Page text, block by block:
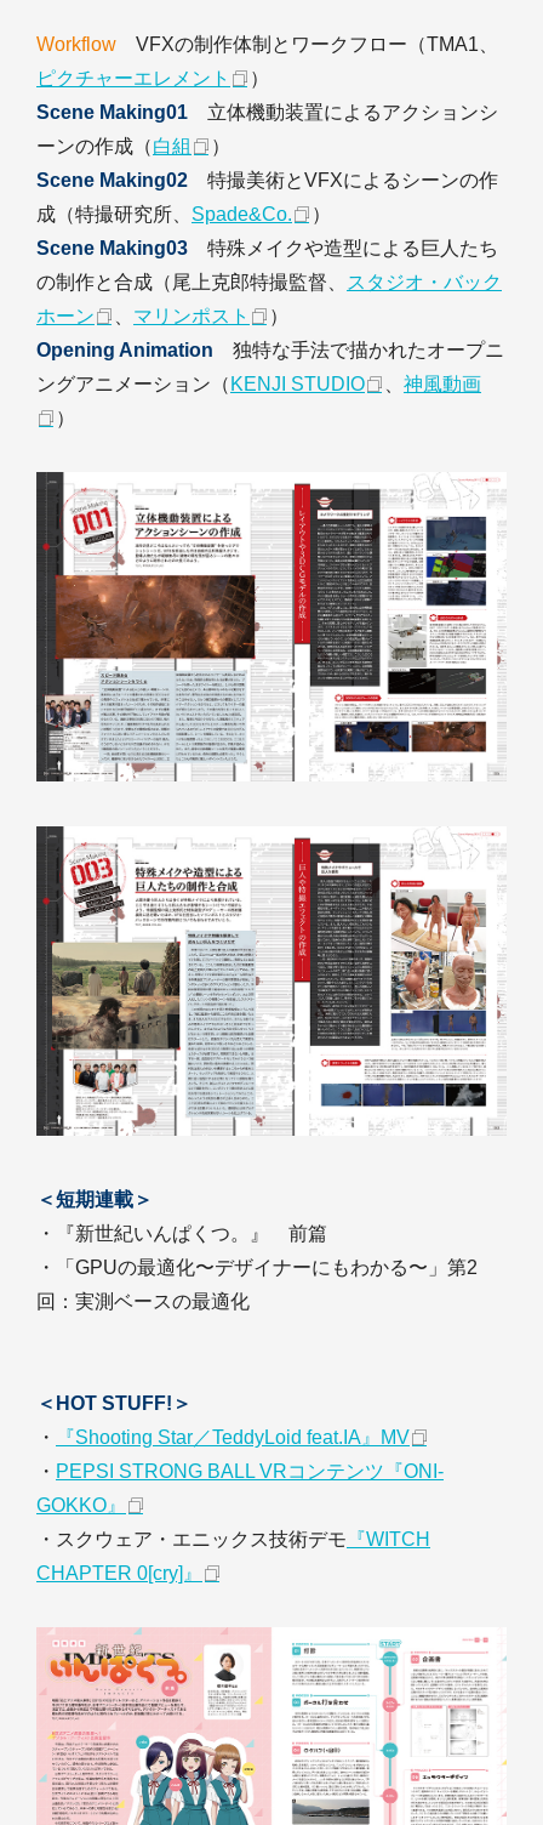
Workflow VFXの制作体制とワークフロー（TMA1、
ピクチャーエレメント
）
Scene Making01 立体機動装置によるアクションシ
ーンの作成（白組
）
Scene Making02 特撮美術とVFXによるシーンの作
成（特撮研究所、 Spade&Co.
）
Scene Making03 特殊メイクや造型による巨人たち
の制作と合成（尾上克郎特撮監督、 スタジオ・バック
ホーン
、 マリンポスト
）
Opening Animation 独特な手法で描かれたオープニ
ングアニメーション（ KENJI STUDIO 、 神風動画
）
＜短期連載＞
・『新世紀いんぱくつ。』 前篇
・「GPUの最適化〜デザイナーにもわかる〜」第2
回：実測ベースの最適化
＜HOT STUFF!＞
・
『Shooting Star／TeddyLoid feat.IA』MV
・ PEPSI STRONG BALL VRコンテンツ『ONI-
GOKKO』
・スクウェア・エニックス技術デモ 『WITCH
CHAPTER 0[cry]』